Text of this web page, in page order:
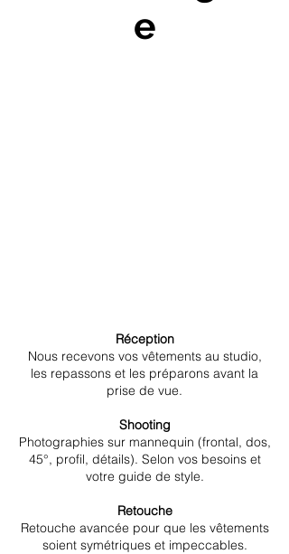
e
Réception
Nous recevons vos vêtements au studio,
les repassons et les préparons avant la
prise de vue.
Shooting
Photographies sur mannequin (frontal, dos,
45°, profil, détails). Selon vos besoins et
votre guide de style.
Retouche
Retouche avancée pour que les vêtements
soient symétriques et impeccables.